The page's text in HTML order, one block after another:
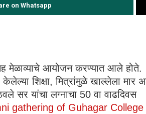
on Whatsapp
मेळाव्याचे आयोजन करण्यात आले होते.
शिक्षा, मित्रांमुळे खाल्लेला मार
सर यांचा लग्नाचा 50 वा वाढदिवस
gathering of Guhagar College